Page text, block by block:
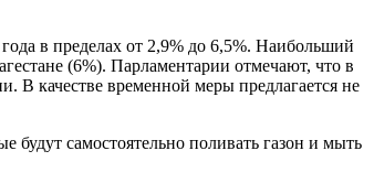
в пределах от 2,9% до 6,5%. Наибольший
(6%). Парламентарии отмечают, что в
В качестве временной меры предлагается не
самостоятельно поливать газон и мыть